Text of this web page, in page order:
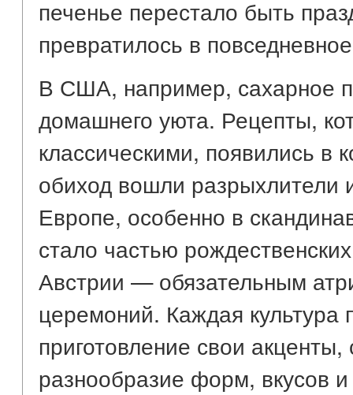
печенье перестало быть
превратилось в
В США, например, сахарное
домашнего уюта. Рецепты,
классическими, появились в
обиход вошли
Европе, особенно в
стало частью
Австрии — обязательным
церемоний. Каждая культура
приготовление свои
разнообразие форм, вкусов